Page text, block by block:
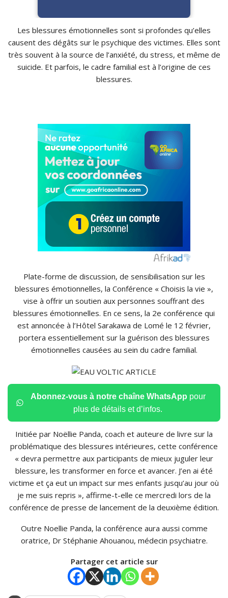
Les blessures émotionnelles sont si profondes qu’elles
causent des dégâts sur le psychique des victimes. Elles sont
très souvent à la source de l’anxiété, du stress, et même de
suicide. Et parfois, le cadre familial est à l’origine de ces
blessures.
Plate-forme de discussion, de sensibilisation sur les
blessures émotionnelles, la Conférence « Choisis la vie »,
vise à offrir un soutien aux personnes souffrant des
blessures émotionnelles. En ce sens, la 2e conférence qui
est annoncée à l’Hôtel Sarakawa de Lomé le 12 février,
portera essentiellement sur la guérison des blessures
émotionnelles causées au sein du cadre familial.
Abonnez-vous à notre chaîne WhatsApp pour
plus de détails et d’infos.
Initiée par Noëllie Panda, coach et auteure de livre sur la
problématique des blessures intérieures, cette conférence
« devra permettre aux participants de mieux juguler leur
blessure, les transformer en force et avancer. J’en ai été
victime et ça eut un impact sur mes enfants jusqu’au jour où
je me suis repris », affirme-t-elle ce mercredi lors de la
conférence de presse de lancement de la deuxième édition.
Outre Noellie Panda, la conférence aura aussi comme
oratrice, Dr Stéphanie Ahouanou, médecin psychiatre.
Partager cet article sur